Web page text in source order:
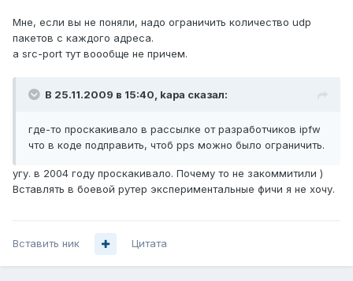
Мне, если вы не поняли, надо ограничить количество udp
пакетов с каждого адреса.
а src-port тут воообще не причем.
В 25.11.2009 в 15:40, kapa сказал:
где-то проскакивало в рассылке от разработчиков ipfw
что в коде подправить, чтоб pps можно было ограничить.
угу. в 2004 году проскакивало. Почему то не закоммитили )
Вставлять в боевой рутер экспериментальные фичи я не хочу.
Вставить ник Цитата